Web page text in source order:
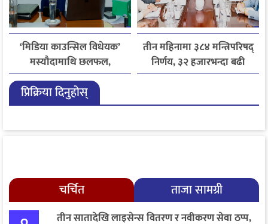
‘मिडिया काउन्सिल विधेयक’
मस्यौदामाथि छलफल,
एआईदेखि पत्रकारको
लाइसेन्ससम्मका विषयमा
सुझाव
तीन महिनामा ३८४ मन्त्रिपरिषद्
निर्णय, ३२ हजारभन्दा बढी
गुनासो फर्छ्योट
प्रिक्रिया दिनुहोस्
चर्चित ताजा सामग्री
तीन सातादेखि लाइसेन्स वितरण र नवीकरण सेवा ठप्प,